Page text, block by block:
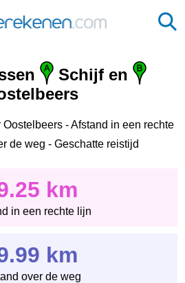
Schijf en
- Afstand in een rechte
de weg - Geschatte reistijd
km
in een rechte lijn
km
over de weg